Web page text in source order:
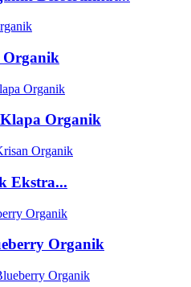
Organik
Organik
Ekstra...
Organik